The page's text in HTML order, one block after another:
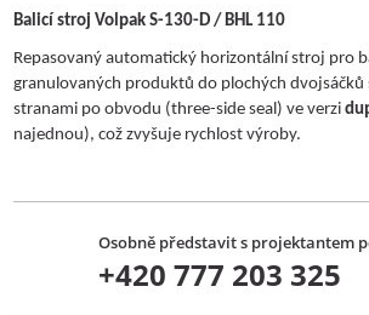
Balicí stroj Volpak S-130-D / BHL 110
Repasovaný automatický horizontální stroj pro
granulovaných produktů do plochých dvojsáčků
stranami po obvodu (three-side seal) ve verzi
najednou), což zvyšuje rychlost výroby.
Osobně představit s projektantem
+420 777 203 325